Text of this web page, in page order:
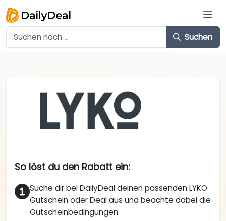
Suchen
So löst du den Rabatt ein:
Suche dir bei DailyDeal deinen passenden LYKO
Gutschein oder Deal aus und beachte dabei die
Gutscheinbedingungen.